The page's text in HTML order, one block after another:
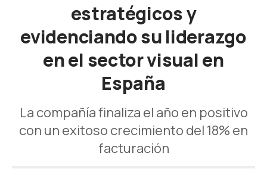
estratégicos y
evidenciando su liderazgo
en el sector visual en
España
La compañía finaliza el año en positivo
con un exitoso crecimiento del 18% en
facturación